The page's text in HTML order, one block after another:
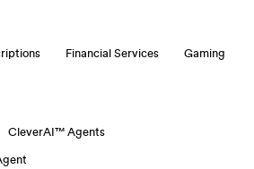
Financial Services Gaming
CleverAI™ Agents